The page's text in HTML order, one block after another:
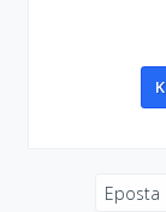
Eposta